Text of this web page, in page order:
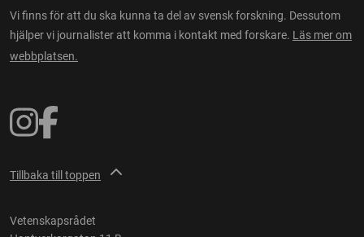
Vi finns för att du ska kunna ta del av svensk forskning. Dessutom
hjälper vi journalister att komma i kontakt med forskare. Läs mer om
webbplatsen.
Tillbaka till toppen
Vetenskapsrådet